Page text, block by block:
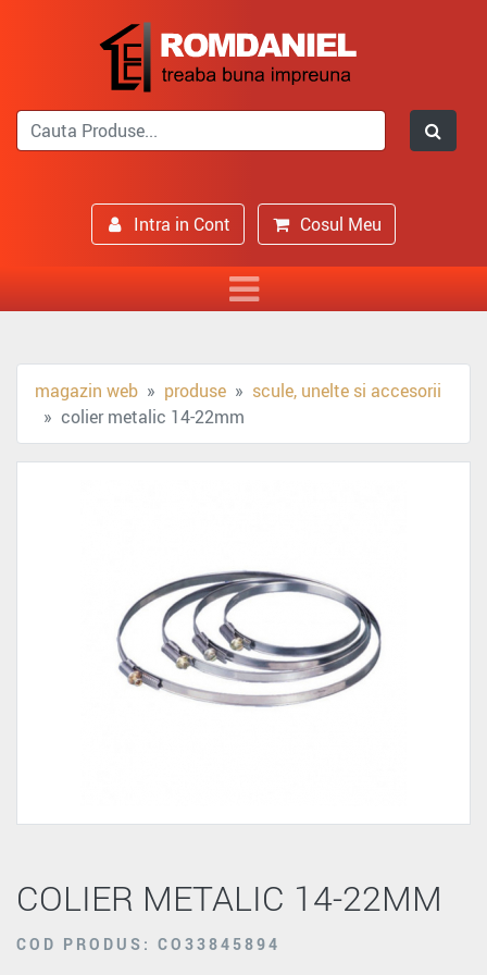
Intra in Cont Cosul Meu
magazin web produse
scule, unelte si accesorii
colier metalic 14-22mm
COLIER METALIC 14-22MM
COD PRODUS: CO33845894